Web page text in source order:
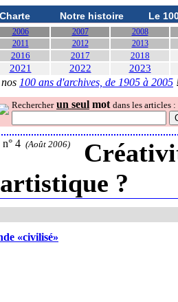
Notre histoire Le
2006 2007
2008
2011
2012 2013
2016 2017 2018
2021 2022 2023
100 ans d'archives, de 1905 à 2005
Rechercher un seul mot dans les articles :
n° 4 (Août 2006)
?
«civilisé»